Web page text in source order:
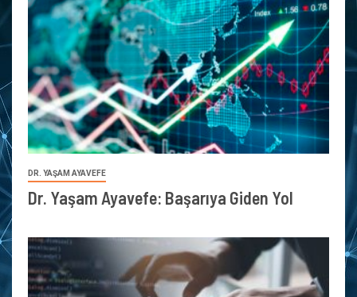
DR. YAŞAM AYAVEFE
Dr. Yaşam Ayavefe: Başarıya Giden Yol